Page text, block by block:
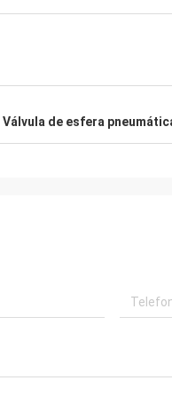
Válvula de esfera